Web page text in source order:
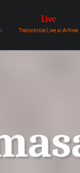
Live
Transmisie Live si Arhiva